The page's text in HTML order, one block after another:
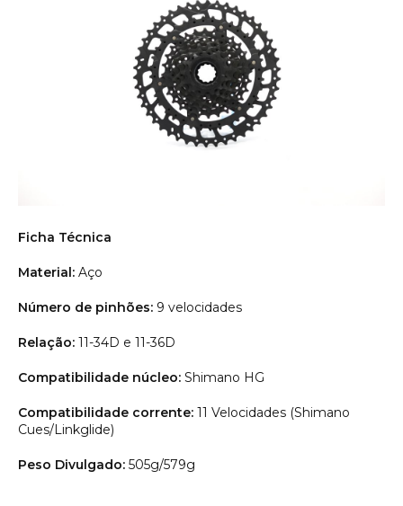
Ficha Técnica
Material: Aço
Número de pinhões: 9 velocidades
Relação: 11-34D e 11-36D
Compatibilidade núcleo: Shimano HG
Compatibilidade corrente: 11 Velocidades (Shimano
Cues/Linkglide)
Peso Divulgado: 505g/579g